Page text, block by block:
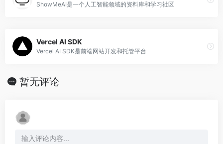
ShowMeAI是一个人工智能领域的资料库和学习社区
Vercel AI SDK
Vercel AI SDK是前端网站开发和托管平台
暂无评论